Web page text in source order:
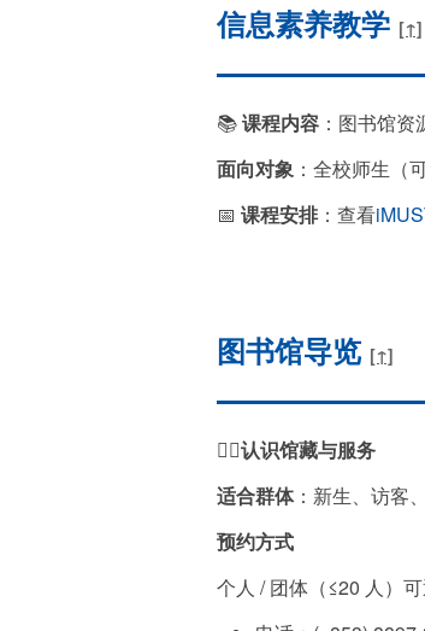
信息素养教学 [↑]
📚课程内容 ：图书馆
面向对象 ：全校师生（
📅 课程安排：查看
图书馆导览 [↑]
🙋‍♀️认识馆藏与服务
适合群体：新生、访客
预约方式
个人 / 团体（≤20 人）